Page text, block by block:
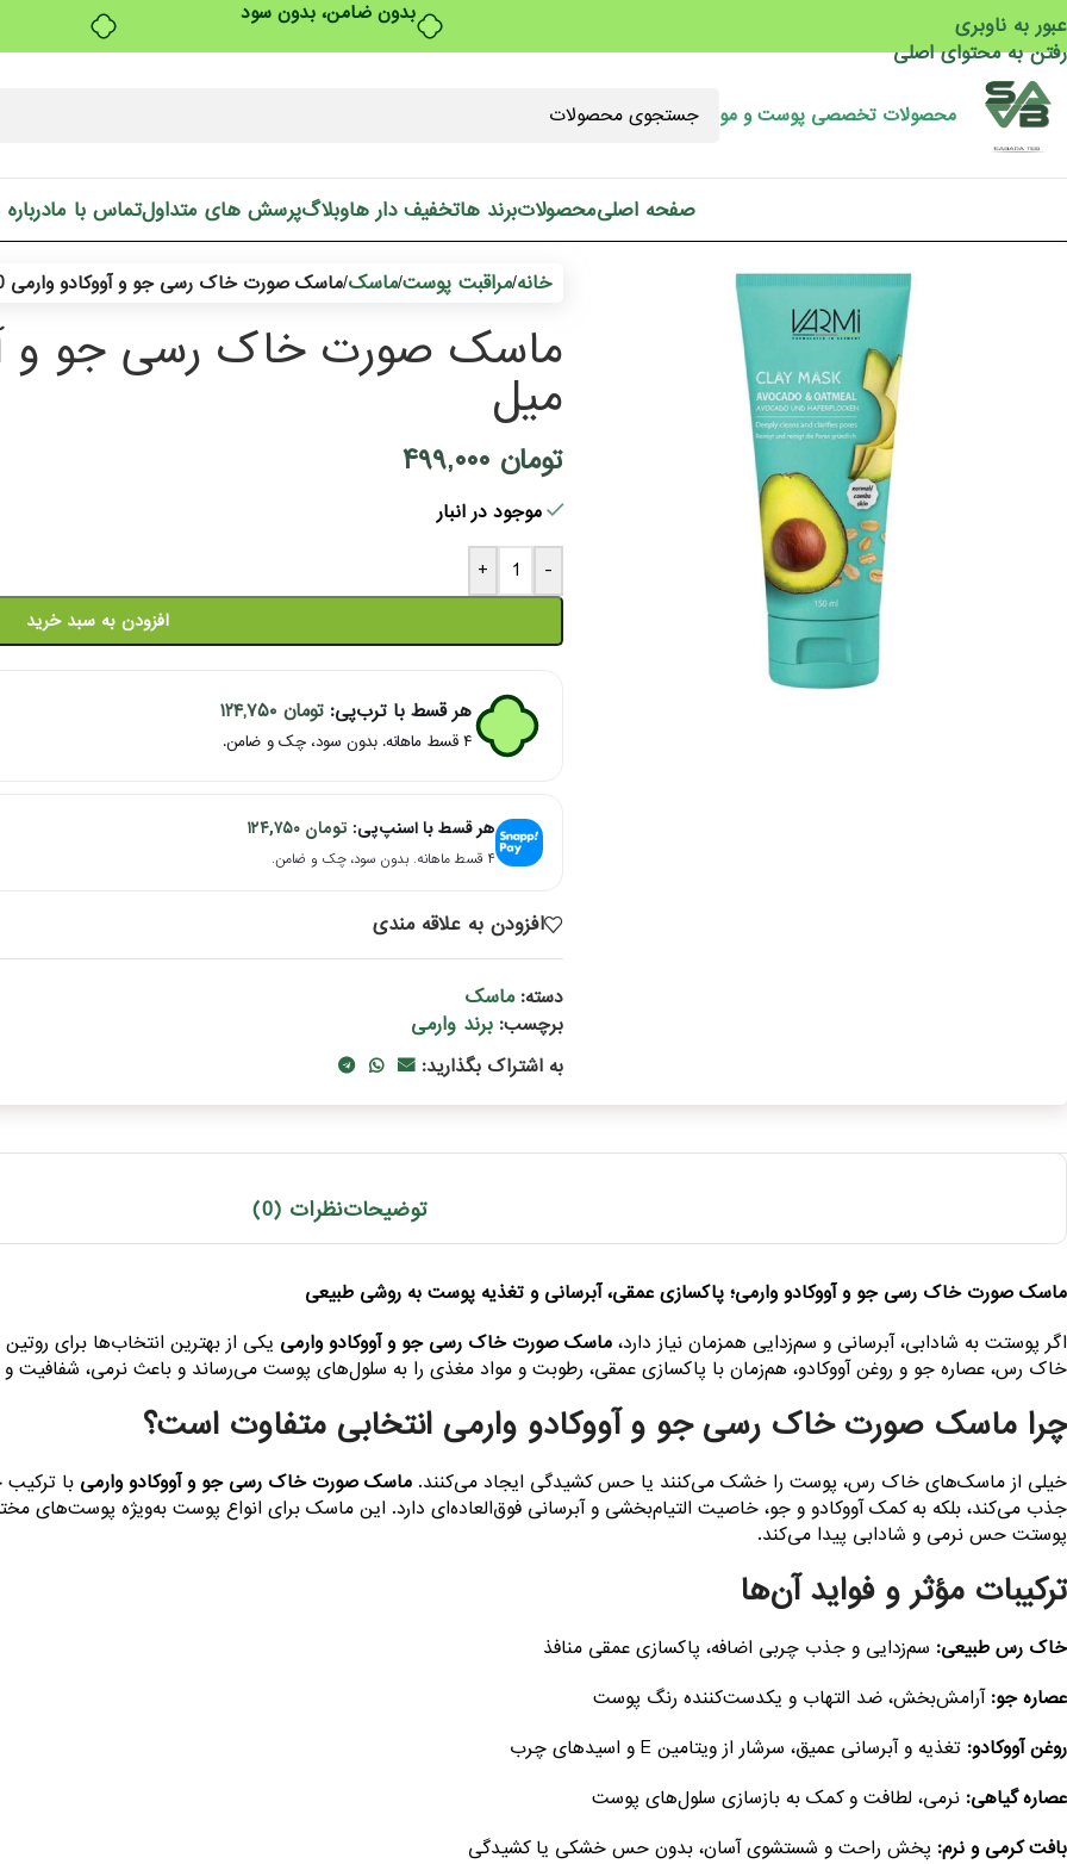
بدون ضامن، بدون سود
عبور به ناوبری
رفتن به محتوای اصلی
محصولات تخصصی پوست و مو
صفحه اصلیمحصولاتبرند هاتخفیف دار هاوبلاگپرسش های متداولتماس با ما
خانه/مراقبت پوست/ماسک/ماسک صورت خاک رسی جو و آووکادو وارمی 150 میل
میل
تومان ۴۹۹,۰۰۰
موجود در انبار
-
+
افزودن به سبد خرید
هر قسط با ترب‌پی:تومان ۱۲۴,۷۵۰
۴ قسط ماهانه. بدون سود، چک و ضامن.
هر قسط با اسنپ‌پی: تومان ۱۲۴,۷۵۰
۴ قسط ماهانه. بدون سود، چک و ضامن.
افزودن به علاقه مندی
دسته: ماسک
برچسب: برند وارمی
به اشتراک بگذارید:
توضیحاتنظرات (0)
ماسک صورت خاک رسی جو و آووکادو وارمی؛ پاکسازی عمقی، آبرسانی و تغذیه پوست به روشی طبیعی
اگر پوستت به شادابی، آبرسانی و سم‌زدایی همزمان نیاز دارد، ماسک صورت خاک رسی جو و آووکادو وارمی یکی از بهترین انتخاب‌ها برای
خاک رس، عصاره جو و روغن آووکادو، هم‌زمان با پاکسازی عمقی، رطوبت و مواد مغذی را به سلول‌های پوست می‌رساند و باعث نرمی،
چرا ماسک صورت خاک رسی جو و آووکادو وارمی انتخابی متفاوت است؟
خیلی از ماسک‌های خاک رس، پوست را خشک می‌کنند یا حس کشیدگی ایجاد می‌کنند. ماسک صورت خاک رسی جو و آووکادو وارمی با ترکیب
جذب می‌کند، بلکه به کمک آووکادو و جو، خاصیت التیام‌بخشی و آبرسانی فوق‌العاده‌ای دارد. این ماسک برای انواع پوست به‌ویژه
پوستت حس نرمی و شادابی پیدا می‌کند.
ترکیبات مؤثر و فواید آن‌ها
خاک رس طبیعی: سم‌زدایی و جذب چربی اضافه، پاکسازی عمقی منافذ
عصاره جو: آرامش‌بخش، ضد التهاب و یکدست‌کننده رنگ پوست
روغن آووکادو: تغذیه و آبرسانی عمیق، سرشار از ویتامین E و اسیدهای چرب
عصاره گیاهی: نرمی، لطافت و کمک به بازسازی سلول‌های پوست
بافت کرمی و نرم: پخش راحت و شستشوی آسان، بدون حس خشکی یا کشیدگی